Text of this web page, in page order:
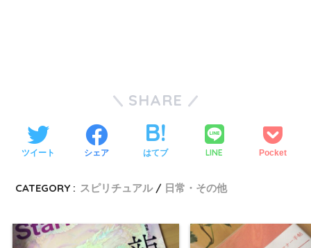
SHARE
ツイート シェア はてブ LINE Pocket
CATEGORY : スピリチュアル 日常・その他